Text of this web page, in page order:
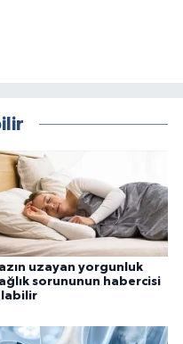
uzayan yorgunluk
sorununun habercisi